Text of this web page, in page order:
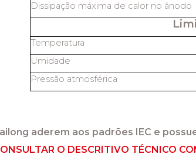
Dissipação máxima de calor no ânodo
Temperatura
Umidade
Pressão atmosférica
aderem aos padrões IEC e
O DESCRITIVO TÉCNICO